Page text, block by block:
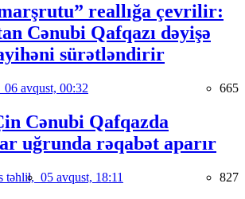
reallığa çevrilir:
Cənubi Qafqazı dəyişə
sürətləndirir
06 avqust, 00:32 665
Cənubi Qafqazda
uğrunda rəqabət aparır
təhlil, 05 avqust, 18:11 827